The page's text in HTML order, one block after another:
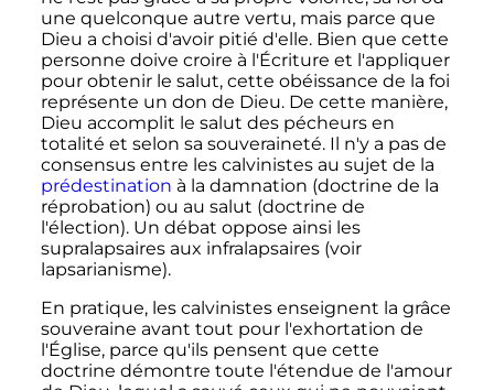
une quelconque autre vertu, mais parce que
Dieu a choisi d'avoir pitié d'elle. Bien que cette
personne doive croire à l'Écriture et l'appliquer
pour obtenir le salut, cette obéissance de la foi
représente un don de Dieu. De cette manière,
Dieu accomplit le salut des pécheurs en
totalité et selon sa souveraineté. Il n'y a pas de
consensus entre les calvinistes au sujet de la
prédestination à la damnation (doctrine de la
réprobation) ou au salut (doctrine de
l'élection). Un débat oppose ainsi les
supralapsaires aux infralapsaires (voir
lapsarianisme).
En pratique, les calvinistes enseignent la grâce
souveraine avant tout pour l'exhortation de
l'Église, parce qu'ils pensent que cette
doctrine démontre toute l'étendue de l'amour